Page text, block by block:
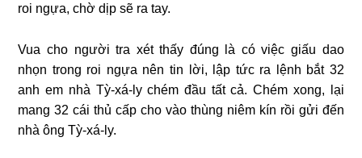
roi ngựa, chờ dịp sẽ ra tay.
Vua cho người tra xét thấy đúng là có việc giấu dao
nhọn trong roi ngựa nên tin lời, lập tức ra lệnh bắt 32
anh em nhà Tỳ-xá-ly chém đầu tất cả. Chém xong, lại
mang 32 cái thủ cấp cho vào thùng niêm kín rồi gửi đến
nhà ông Tỳ-xá-ly.